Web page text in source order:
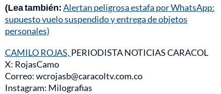
(Lea también:Alertan peligrosa estafa por WhatsApp:
supuesto vuelo suspendido y entrega de objetos
personales)
CAMILO ROJAS, PERIODISTA NOTICIAS CARACOL
X: RojasCamo
Correo: wcrojasb@caracoltv.com.co
Instagram: Milografias